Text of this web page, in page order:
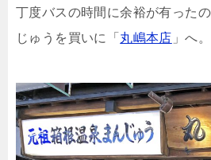
丁度バスの時間に余裕が有った
じゅうを買いに「 丸嶋本店 」へ。